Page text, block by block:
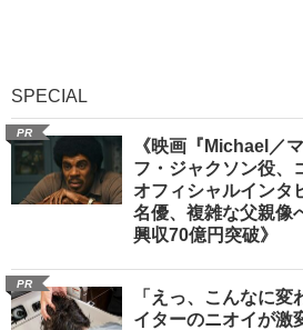
SPECIAL
PR
《映画『Michael／
フ・ジャクソン役、
オフィシャルインタ
名優、複雑な父親像
興収70億円突破》
PR
「えっ、こんなに
イターのニオイが